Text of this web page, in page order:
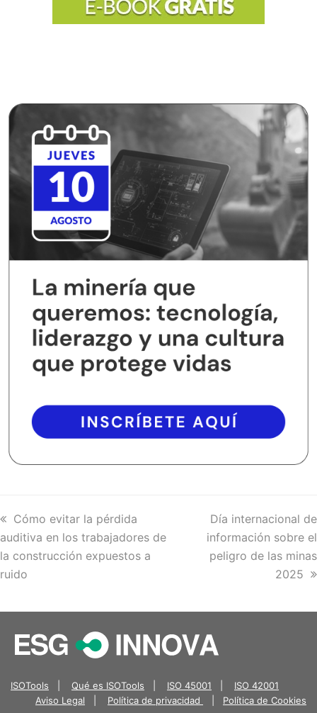
previous
post:
Cómo evitar la pérdida
auditiva en los trabajadores de
la construcción expuestos a
ruido
next
post:
Día internacional de
información sobre el
peligro de las minas
2025
ISOTools Qué es ISOTools ISO 45001
ISO 42001
Aviso Legal
Política de privacidad Política de Cookies